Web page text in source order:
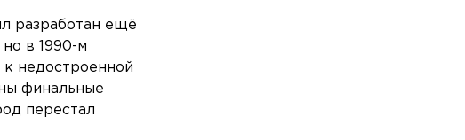
разработан ещё
в 1990-м
к недостроенной
финальные
перестал